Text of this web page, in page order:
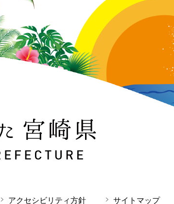
PREFECTURE
アクセシビリティ方針 サイトマップ